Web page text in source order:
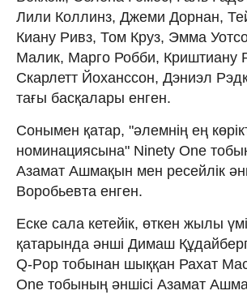
Лили Коллинз, Джеми Дорнан,
Киану Ривз, Том Круз, Эмма
Малик, Марго Робби, Криштиану
Скарлетт Йоханссон, Дэниэл
тағы басқалары енген.
Сонымен қатар, "әлемнің ең
номинациясына" Ninety One
Азамат Ашмақын мен ресейлік
Воробьевта енген.
Еске сала кетейік, өткен жылы
қатарында әнші Димаш
Q-Pop тобынан шыққан Рахат
Onе тобының әншісі Азамат